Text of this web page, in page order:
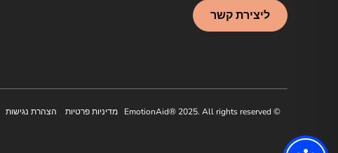
ליצירת קשר
© EmotionAid® 2025. All rights reserved מדיניות פרטיות הצהרת נגישות